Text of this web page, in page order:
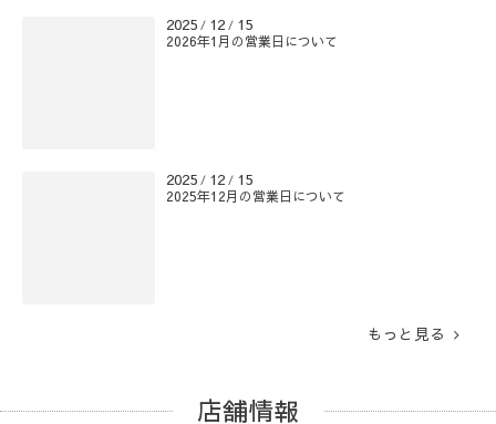
2025 / 12 / 15
2026年1月の営業日について
2025 / 12 / 15
2025年12月の営業日について
もっと見る
店舗情報